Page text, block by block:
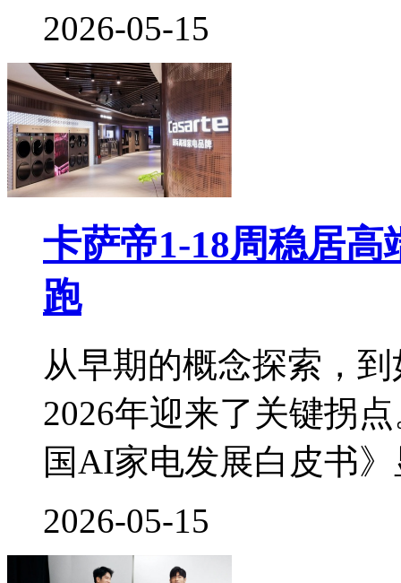
2026-05-15
卡萨帝1-18周稳居
跑
从早期的概念探索，
2026年迎来了关键拐
国AI家电发展白皮书
2026-05-15